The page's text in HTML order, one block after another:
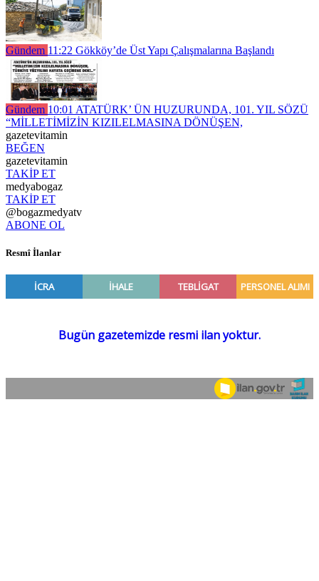
Gündem 11:22 Gökköy’de Üst Yapı Çalışmalarına Başlandı
Gündem 10:01 ATATÜRK’ ÜN HUZURUNDA, 101. YIL SÖZÜ
“MİLLETİMİZİN KIZILELMASINA DÖNÜŞEN,
gazetevitamin
BEĞEN
gazetevitamin
TAKİP ET
medyabogaz
TAKİP ET
@bogazmedyatv
ABONE OL
Resmî İlanlar